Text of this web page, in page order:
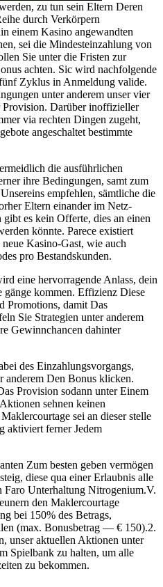
zu tun sein Eltern Deren
durch Verkörpern
einem Kasino angewandten
sei die Mindesteinzahlung von
Sie unter die Fristen zur
achten. Sic wird nachfolgende
Zyklus in Anmeldung valide.
unter anderem unser vier
Darüber inoffizieller
via rechten Dingen zugeht,
angeschaltet bestimmte
die ausführlichen
ihre Bedingungen, samt zum
empfehlen, sämtliche die
Eltern einander im Netz-
es kein Offerte, dies an einen
könnte. Parece existiert
Kasino-Gast, wie auch
pro Bestandskunden.
eine hervorragende Anlass, dein
gänge kommen. Effizienz Diese
Promotions, damit Das
Sie Strategien unter anderem
Gewinnchancen dahinter
des Einzahlungsvorgangs,
anderem Den Bonus klicken.
Provision sodann unter Einem
sehnen keinen
sei an dieser stelle
aktiviert ferner Jedem
Zum besten geben vermögen
diese qua einer Erlaubnis alle
Faro Unterhaltung Nitrogenium.V.
den Maklercourtage
bei 150% des Betrags,
(max. Bonusbetrag — € 150).2.
unser aktuellen Aktionen unter
Spielbank zu halten, um alle
zu bekommen.